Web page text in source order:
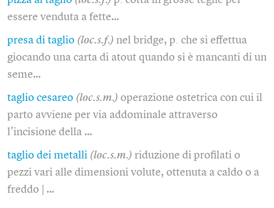
essere venduta a fette…
presa di taglio (loc.s.f.) nel bridge, p. che si effettua
giocando una carta di atout quando si è mancanti di un
seme…
taglio cesareo (loc.s.m.) operazione ostetrica con cui il
parto avviene per via addominale attraverso
l'incisione della …
taglio dei metalli (loc.s.m.) riduzione di profilati o
pezzi vari alle dimensioni volute, ottenuta a caldo o a
freddo | …